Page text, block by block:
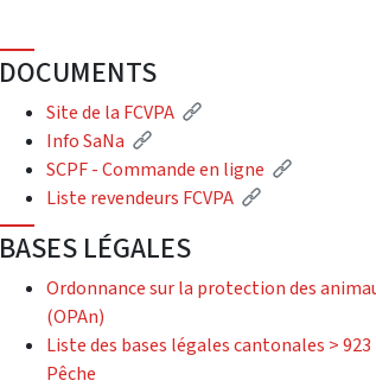
DOCUMENTS
Site de la FCVPA
Info SaNa
SCPF - Commande en ligne
Liste revendeurs FCVPA
BASES LÉGALES
Ordonnance sur la protection des
(OPAn)
Liste des bases légales cantonales > 923
Pêche